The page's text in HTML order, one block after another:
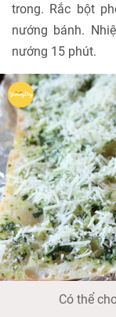
trong. Rắc bột
nướng bánh.
nướng 15 phút.
Có thể